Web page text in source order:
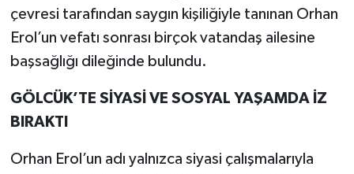
çevresi tarafından saygın kişiliğiyle tanınan Orhan
Erol’un vefatı sonrası birçok vatandaş ailesine
başsağlığı dileğinde bulundu.
GÖLCÜK’TE SİYASİ VE SOSYAL YAŞAMDA İZ
BIRAKTI
Orhan Erol’un adı yalnızca siyasi çalışmalarıyla